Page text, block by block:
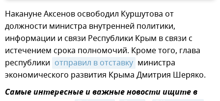
Накануне Аксенов освободил Куршутова от
должности министра внутренней политики,
информации и связи Республики Крым в связи с
истечением срока полномочий. Кроме того, глава
республики отправил в отставку министра
экономического развития Крыма Дмитрия Шеряко.
Самые интересные и важные новости ищите в